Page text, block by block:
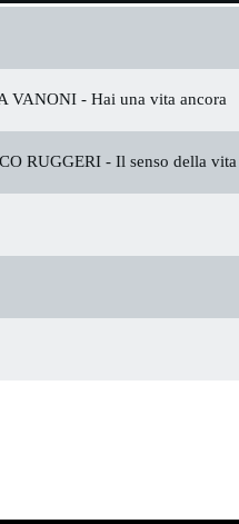
VANONI - Hai una vita ancora
RUGGERI - Il senso della vita